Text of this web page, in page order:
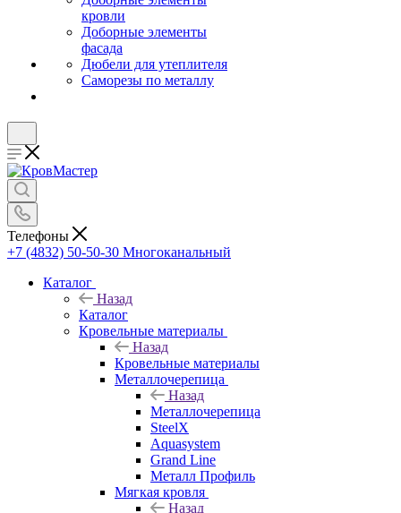
кровли
Доборные элементы
фасада
Дюбели для утеплителя
Саморезы по металлу
Телефоны
+7 (4832) 50-50-30 Многоканальный
Каталог
Назад
Каталог
Кровельные материалы
Назад
Кровельные материалы
Металлочерепица
Назад
Металлочерепица
SteelX
Aquasystem
Grand Line
Металл Профиль
Мягкая кровля
Назад